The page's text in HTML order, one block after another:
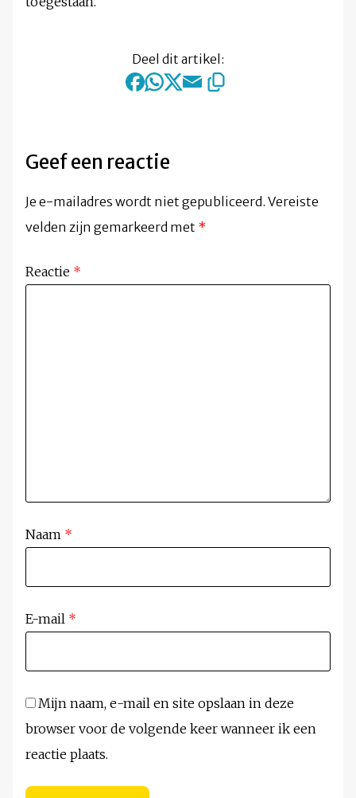
Deel dit artikel:
Geef een reactie
Je e-mailadres wordt niet gepubliceerd. Vereiste
velden zijn gemarkeerd met *
Reactie *
Naam *
E-mail *
Mijn naam, e-mail en site opslaan in deze
browser voor de volgende keer wanneer ik een
reactie plaats.